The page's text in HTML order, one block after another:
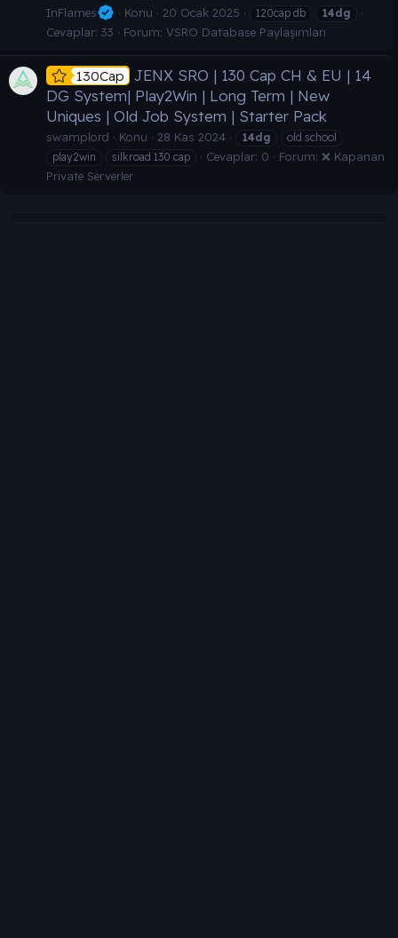
InFlames
Konu 20 Ocak 2025 120cap db 14dg
Cevaplar: 33 Forum: VSRO Database Paylaşımları
130Cap
JENX SRO | 130 Cap CH & EU | 14
DG System| Play2Win | Long Term | New
Uniques | Old Job System | Starter Pack
swamplord Konu 28 Kas 2024 14dg
old school
play2win
silkroad 130 cap Cevaplar: 0 Forum: ❌ Kapanan
Private Serverler